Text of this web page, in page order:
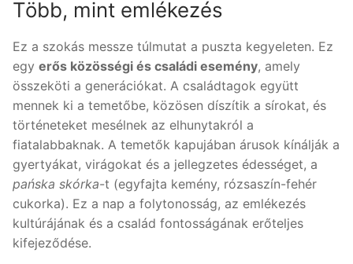
Több, mint emlékezés
Ez a szokás messze túlmutat a puszta kegyeleten. Ez
egy erős közösségi és családi esemény, amely
összeköti a generációkat. A családtagok együtt
mennek ki a temetőbe, közösen díszítik a sírokat, és
történeteket mesélnek az elhunytakról a
fiatalabbaknak. A temetők kapujában árusok kínálják a
gyertyákat, virágokat és a jellegzetes édességet, a
pańska skórka-t (egyfajta kemény, rózsaszín-fehér
cukorka). Ez a nap a folytonosság, az emlékezés
kultúrájának és a család fontosságának erőteljes
kifejeződése.